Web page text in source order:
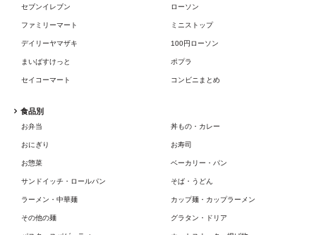
セブンイレブン ローソン
ファミリーマート ミニストップ
デイリーヤマザキ 100円ローソン
まいばすけっと ポプラ
セイコーマート コンビニまとめ
食品別
お弁当 丼もの・カレー
おにぎり お寿司
お惣菜 ベーカリー・パン
サンドイッチ・ロールパン そば・うどん
ラーメン・中華麺 カップ麺・カップラーメン
その他の麺 グラタン・ドリア